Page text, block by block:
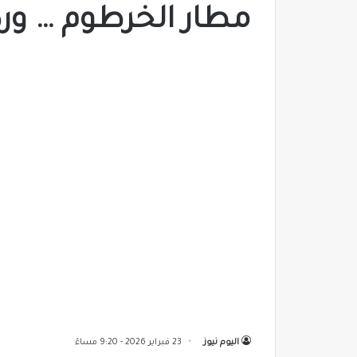
مطار الخرطوم …
اليوم نيوز 23 فبراير 2026 - 9:20 مساءً